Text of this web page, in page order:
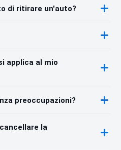
di ritirare un'auto?
applica al mio
preoccupazioni?
la